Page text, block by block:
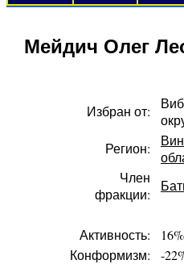
Мейдич Олег
Избран от:
Регион:
Член
фракции:
Активность:
16%
Конформизм:
-